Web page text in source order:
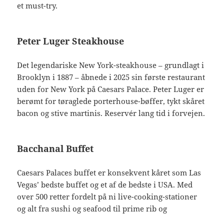
et must-try.
Peter Luger Steakhouse
Det legendariske New York-steakhouse – grundlagt i
Brooklyn i 1887 – åbnede i 2025 sin første restaurant
uden for New York på Caesars Palace. Peter Luger er
berømt for tøraglede porterhouse-bøffer, tykt skåret
bacon og stive martinis. Reservér lang tid i forvejen.
Bacchanal Buffet
Caesars Palaces buffet er konsekvent kåret som Las
Vegas’ bedste buffet og et af de bedste i USA. Med
over 500 retter fordelt på ni live-cooking-stationer
og alt fra sushi og seafood til prime rib og